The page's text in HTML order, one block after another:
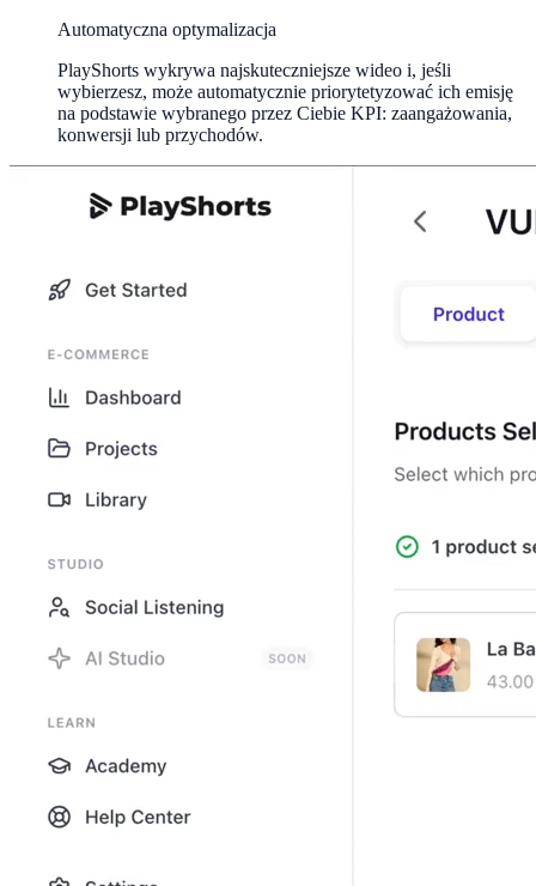
Automatyczna optymalizacja
PlayShorts wykrywa najskuteczniejsze wideo i, jeśli
wybierzesz, może automatycznie priorytetyzować ich emisję
na podstawie wybranego przez Ciebie KPI: zaangażowania,
konwersji lub przychodów.